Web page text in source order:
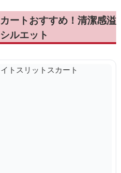
ートおすすめ！清潔感溢
ルエット